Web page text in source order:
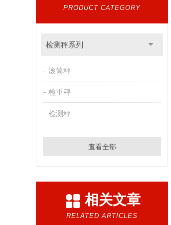
PRODUCT CATEGORY
检测秤系列
滚筒秤
检重秤
检测秤
查看全部
相关文章
RELATED ARTICLES